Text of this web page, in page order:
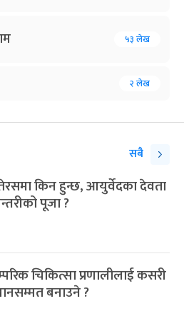
५३ लेख
२ लेख
सबै
किन हुन्छ, आयुर्वेदका देवता
पूजा ?
चिकित्सा प्रणालीलाई कसरी
बनाउने ?